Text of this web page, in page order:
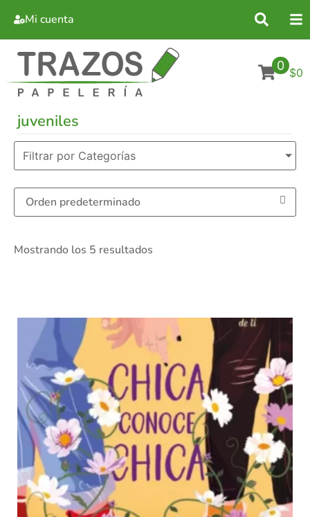
Mi cuenta
0 $0
juveniles
Filtrar por Categorías
Mostrando los 5 resultados